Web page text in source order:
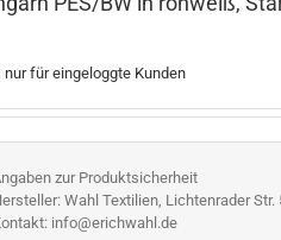
nur für eingeloggte Kunden
zur Produktsicherheit
Wahl Textilien, Lichtenrader Str.
info@erichwahl.de